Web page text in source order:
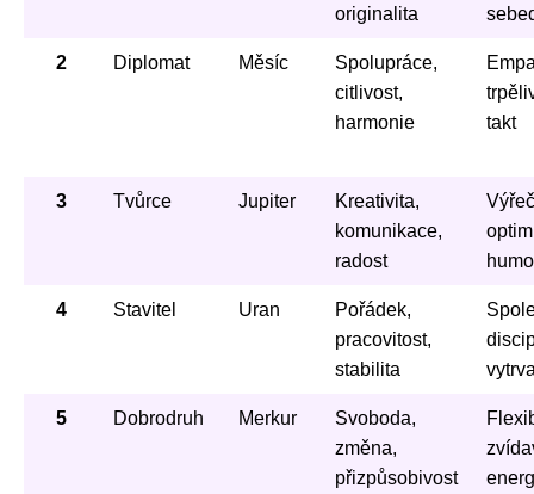
originalita
2 Diplomat Měsíc
Spolupráce,
citlivost,
harmonie
takt
3 Tvůrce Jupiter
Kreativita,
komunikace,
radost
4 Stavitel Uran
Pořádek,
pracovitost,
stabilita
5 Dobrodruh Merkur
Svoboda,
změna,
přizpůsobivost